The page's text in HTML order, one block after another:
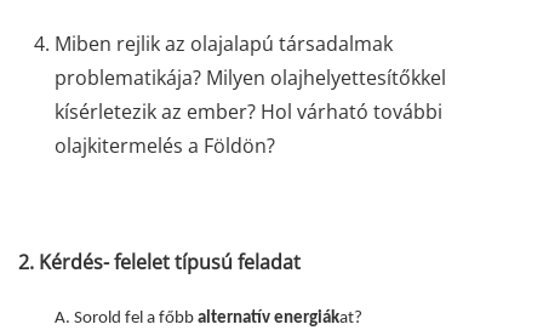
Miben rejlik az olajalapú társadalmak
problematikája? Milyen olajhelyettesítőkkel
kísérletezik az ember? Hol várható további
olajkitermelés a Földön?
2. Kérdés- felelet típusú feladat
A. Sorold fel a főbb alternatív energiákat?